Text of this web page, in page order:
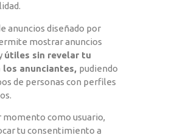
anuncios diseñado por
mostrar anuncios
útiles sin revelar tu
los anunciantes, pudiendo
de personas con perfiles
momento como usuario,
tu consentimiento a